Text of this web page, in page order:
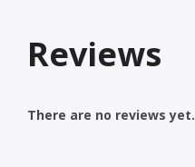
Reviews
There are no reviews yet.